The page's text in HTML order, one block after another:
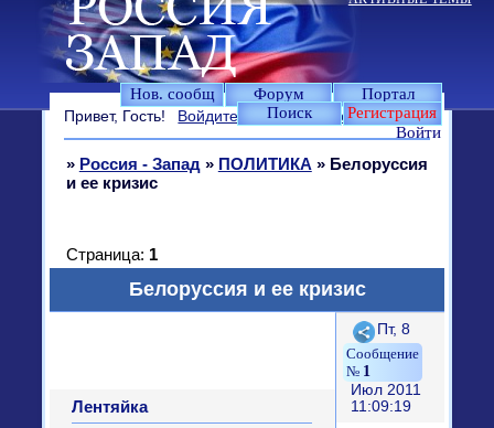
Нов. сообщ Форум
Портал
Поиск
Регистрация
Войти
Привет, Гость! Войдите илизарегистрируйтесь.
» Россия - Запад » ПОЛИТИКА » Белоруссия
и ее кризис
Белоруссия и ее кризис
Страница: 1
Поделиться
1
Пт, 8
Июл 2011
11:09:19
Лентяйка